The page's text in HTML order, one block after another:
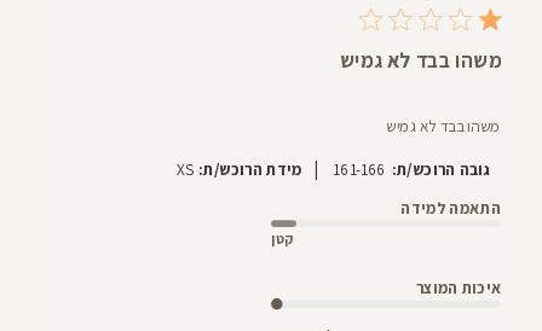
משהו בבד לא גמיש
משהו בבד לא גמיש
גובה הרוכש/ת: 161-166 מידת הרוכש/ת: XS
התאמה למידה
קטן
איכות המוצר